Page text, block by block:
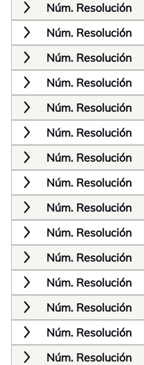
Núm. Resolución
Núm. Resolución
Núm. Resolución
Núm. Resolución
Núm. Resolución
Núm. Resolución
Núm. Resolución
Núm. Resolución
Núm. Resolución
Núm. Resolución
Núm. Resolución
Núm. Resolución
Núm. Resolución
Núm. Resolución
Núm. Resolución